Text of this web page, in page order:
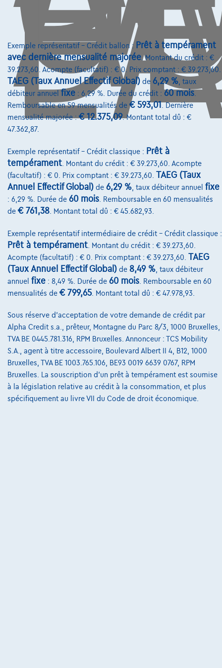
Peugeot Partner1.6 HDi *Airco*Cruise Control
02/2019
93.810 km Diesel Manuelle 55 kW ( 75 CV )
€10.975 1
Dès€217,61 /mois
8870 Izegem, Decaigny Izegem
Comparer
Voir le véhicule
Exemple représentatif – Crédit ballon : Prêt à tempérament
avec dernière mensualité majorée. Montant du crédit : €
39.273,60. Acompte (facultatif) : € 0. Prix comptant : € 39.273,60.
TAEG (Taux Annuel Effectif Global) de 6,29 % , taux
débiteur annuel fixe : 6,29 %. Durée du crédit : 60 mois
Remboursable en 59 mensualités de € 593,01 . Dernière
mensualité majorée :€ 12.375,09. Montant total dû : €
47.362,87.
Exemple représentatif – Crédit classique : Prêt à
tempérament . Montant du crédit : € 39.273,60. Acompte
(facultatif) : € 0. Prix comptant : € 39.273,60. TAEG (Taux
Annuel Effectif Global) de 6,29 % , taux débiteur annuel fixe
: 6,29 %. Durée de 60 mois . Remboursable en 60 mensualités
de € 761,38 . Montant total dû : € 45.682,93.
Exemple représentatif intermédiaire de crédit – Crédit classique :
Prêt à tempérament . Montant du crédit : € 39.273,60.
Acompte (facultatif) : € 0. Prix comptant : € 39.273,60. TAEG
(Taux Annuel Effectif Global) de 8,49 % , taux débiteur
annuel fixe : 8,49 %. Durée de 60 mois . Remboursable en 60
mensualités de € 799,65. Montant total dû : € 47.978,93.
Sous réserve d'acceptation de votre demande de crédit par
Alpha Credit s.a., prêteur, Montagne du Parc 8/3, 1000 Bruxelles,
TVA BE 0445.781.316, RPM Bruxelles. Annonceur : TCS Mobility
S.A., agent à titre accessoire, Boulevard Albert II 4, B12, 1000
Bruxelles, TVA BE 1003.765.106, BE93 0019 6639 0767, RPM
Bruxelles. La souscription d'un prêt à tempérament est soumise
à la législation relative au crédit à la consommation, et plus
spécifiquement au livre VII du Code de droit économique.